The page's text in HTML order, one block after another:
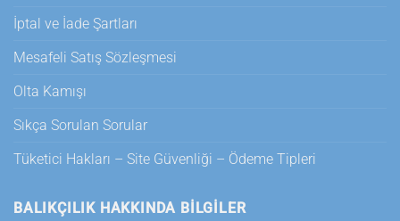
İptal ve İade Şartları
Mesafeli Satış Sözleşmesi
Olta Kamışı
Sıkça Sorulan Sorular
Tüketici Hakları – Site Güvenliği – Ödeme Tipleri
BALIKÇILIK HAKKINDA BILGILER